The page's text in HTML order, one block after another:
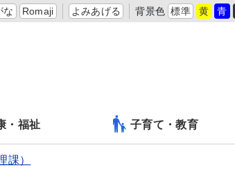
な Romaji よみあげる 背景色 標準 黄 青
・福祉 子育て・教育
課）